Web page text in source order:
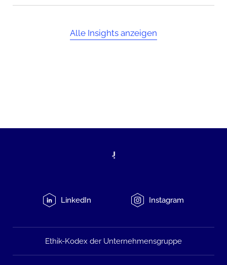
Alle Insights anzeigen
LinkedIn Instagram
Ethik-Kodex der Unternehmensgruppe